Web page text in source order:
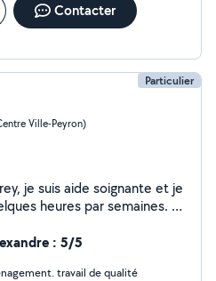
Contacter
Particulier
Ville-Peyron)
je suis aide soignante et je
heures par semaines. Je
: 5/5
travail de qualité